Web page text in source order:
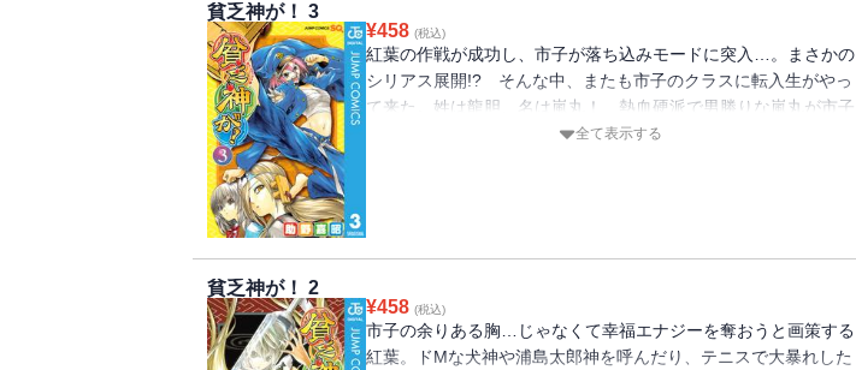
貧乏神が！ 3
¥458 (税込)
紅葉の作戦が成功し、市子が落ち込みモードに突入…。まさかの
シリアス展開!? そんな中、またも市子のクラスに転入生がやっ
て来た。姓は龍胆、名は嵐丸！ 熱血硬派で男勝りな嵐丸が市子
全て表示する
貧乏神が！ 2
¥458 (税込)
市子の余りある胸…じゃなくて幸福エナジーを奪おうと画策する
紅葉。ドMな犬神や浦島太郎神を呼んだり、テニスで大暴れした